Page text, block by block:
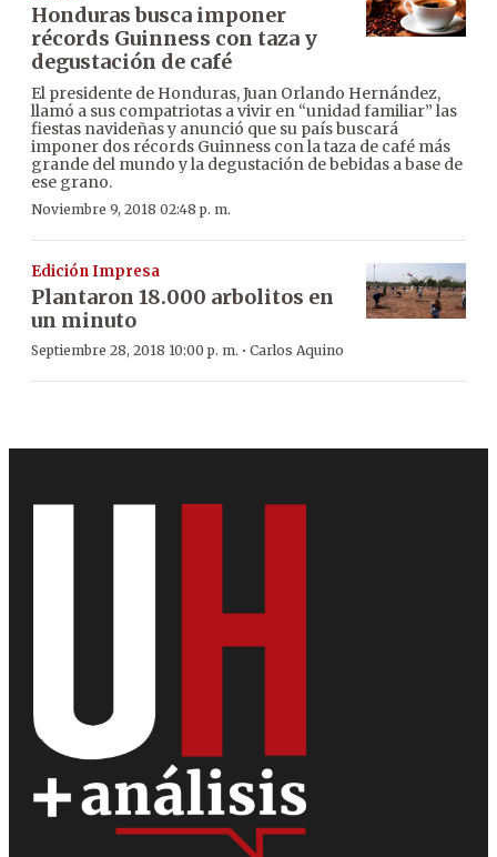
Honduras busca imponer
récords Guinness con taza y
degustación de café
El presidente de Honduras, Juan Orlando Hernández,
llamó a sus compatriotas a vivir en “unidad familiar” las
fiestas navideñas y anunció que su país buscará
imponer dos récords Guinness con la taza de café más
grande del mundo y la degustación de bebidas a base de
ese grano.
Noviembre 9, 2018 02:48 p. m.
Edición Impresa
Plantaron 18.000 arbolitos en
un minuto
Septiembre 28, 2018 10:00 p. m. · Carlos Aquino